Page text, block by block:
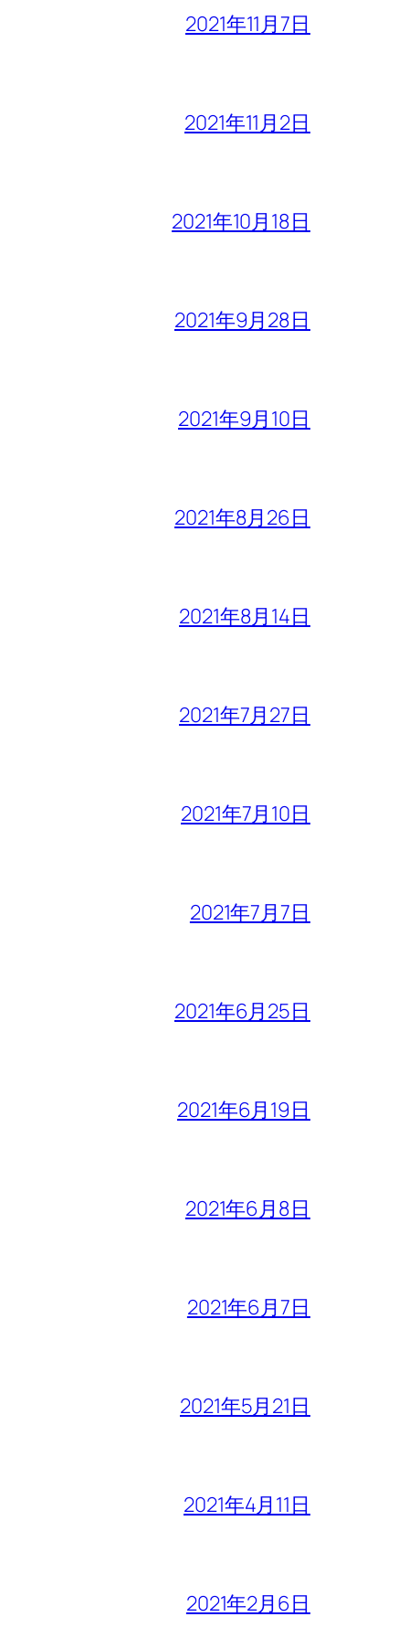
2021年11月7日
2021年11月2日
2021年10月18日
2021年9月28日
2021年9月10日
2021年8月26日
2021年8月14日
2021年7月27日
2021年7月10日
2021年7月7日
2021年6月25日
2021年6月19日
2021年6月8日
2021年6月7日
2021年5月21日
2021年4月11日
2021年2月6日